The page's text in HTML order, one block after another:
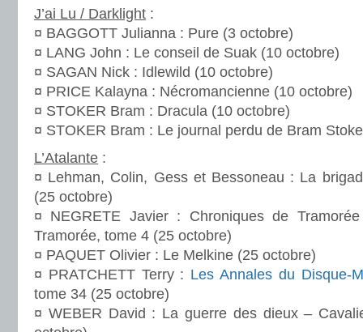
J’ai Lu / Darklight :
¤ BAGGOTT Julianna : Pure (3 octobre)
¤ LANG John : Le conseil de Suak (10 octobre)
¤ SAGAN Nick : Idlewild (10 octobre)
¤ PRICE Kalayna : Nécromancienne (10 octobre)
¤ STOKER Bram : Dracula (10 octobre)
¤ STOKER Bram : Le journal perdu de Bram
L’Atalante :
¤ Lehman, Colin, Gess et Bessoneau : La
(25 octobre)
¤ NEGRETE Javier : Chroniques de
Tramorée, tome 4 (25 octobre)
¤ PAQUET Olivier : Le Melkine (25 octobre)
¤ PRATCHETT Terry : Les Annales du Disque-
tome 34 (25 octobre)
¤ WEBER David : La guerre des dieux –